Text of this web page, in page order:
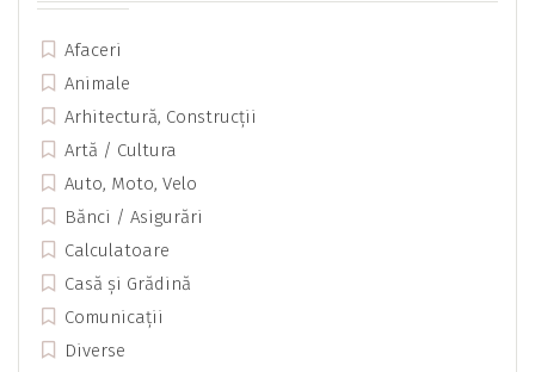
Afaceri
Animale
Arhitectură, Construcții
Artă / Cultura
Auto, Moto, Velo
Bănci / Asigurări
Calculatoare
Casă și Grădină
Comunicații
Diverse